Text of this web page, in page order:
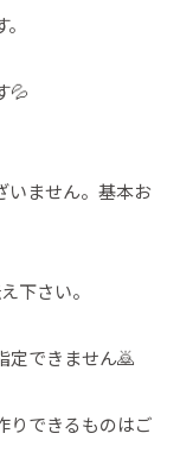
💦
ません。基本お
下さい。
定できません🙇
りできるものはご